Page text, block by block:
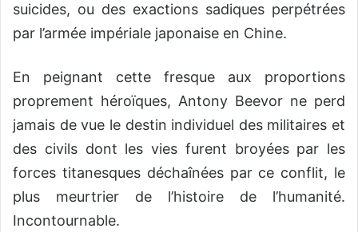
suicides, ou des exactions sadiques perpétrées
par l’armée impériale japonaise en Chine.
En peignant cette fresque aux proportions
proprement héroïques, Antony Beevor ne perd
jamais de vue le destin individuel des militaires et
des civils dont les vies furent broyées par les
forces titanesques déchaînées par ce conflit, le
plus meurtrier de l’histoire de l’humanité.
Incontournable.